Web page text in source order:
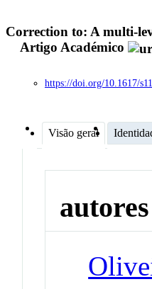
Correction to: A multi-
Artigo Académico
https://doi.org/10.1617/
Visão geral
autores